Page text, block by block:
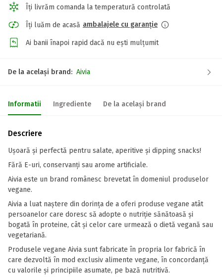
Îți livrăm comanda la temperatură controlată
Îți luăm de acasă ambalajele cu garanție
Ai banii înapoi rapid dacă nu ești mulțumit
De la același brand: Aivia
Informatii Ingrediente De la același brand
Descriere
Ușoară și perfectă pentru salate, aperitive și dipping snacks!
Fără E-uri, conservanți sau arome artificiale.
Aivia este un brand românesc brevetat în domeniul produselor
vegane.
Aivia a luat naștere din dorința de a oferi produse vegane atât
persoanelor care doresc să adopte o nutriție sănătoasă și
bogată în proteine, cât și celor care urmează o dietă vegană sau
vegetariană.
Produsele vegane Aivia sunt fabricate în propria lor fabrică în
care dezvoltă în mod exclusiv alimente vegane, în concordanță
cu valorile și principiile asumate, pe bază nutritivă.